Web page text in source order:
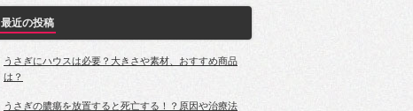
最近の投稿
うさぎにハウスは必要？大きさや素材、おすすめ商品
は？
うさぎの膿瘍を放置すると死亡する！？原因や治療法